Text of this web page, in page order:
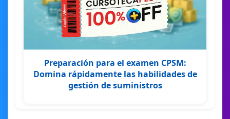
Preparación para el examen CPSM:
Domina rápidamente las habilidades de
gestión de suministros